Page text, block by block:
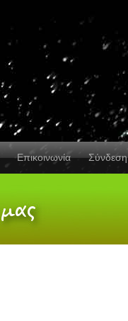
Επικοινωνία Σύνδεση